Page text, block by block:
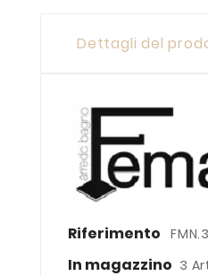
Dettagli del
Riferimento
In magazzino 3